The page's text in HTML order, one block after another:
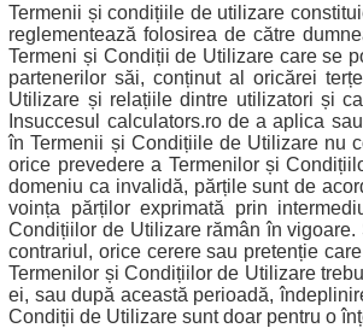
Termenii și condițiile de utilizare
reglementează folosirea de către
Termeni și Condiții de Utilizare care se
partenerilor săi, conținut al oricărei
Utilizare și relațiile dintre utilizatori și
Insuccesul calculators.ro de a aplica
în Termenii și Condițiile de Utilizare nu
orice prevedere a Termenilor și
domeniu ca invalidă, părțile sunt de
voința părților exprimată prin
Condițiilor de Utilizare rămân în
contrariul, orice cerere sau pretenție
Termenilor și Condițiilor de Utilizare
ei, sau după această perioadă,
Condiții de Utilizare sunt doar pentru o